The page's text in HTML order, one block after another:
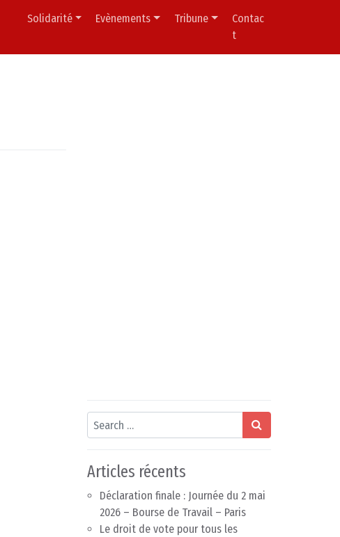
Solidarité Evènements Tribune
Contac
t
Search
Articles récents
Déclaration finale : Journée du 2 mai
2026 – Bourse de Travail – Paris
Le droit de vote pour tous les